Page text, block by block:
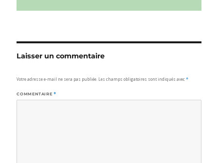
Laisser un commentaire
Votre adresse e-mail ne sera pas publiée. Les champs obligatoires sont indiqués avec*
COMMENTAIRE *